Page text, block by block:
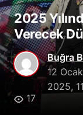
2025
Verecek
Buğra
12
2025,
17
Oynamadım”